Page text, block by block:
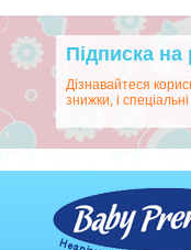
Підписка на
Дізнавайтеся
знижки, і